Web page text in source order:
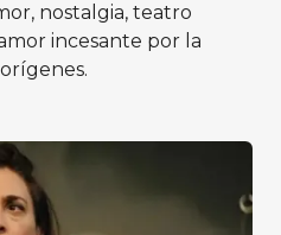
nostalgia, teatro
incesante por la